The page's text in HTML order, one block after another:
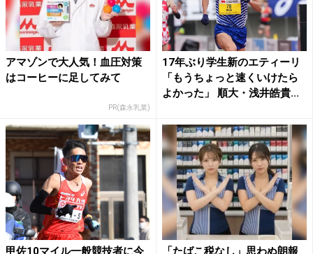
アマゾンで大人気！血圧対策
はコーヒーに足してみて
PR(森永乳業)
17年ぶり学生新のエティーリ
「もうちょっと速くいけたら
よかった」 順大・浅井皓貴...